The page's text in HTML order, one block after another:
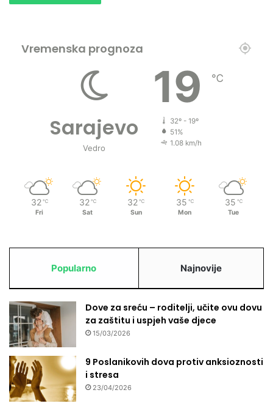
Vremenska prognoza
Sarajevo
Vedro
19 ℃
32º - 19º
51%
1.08 km/h
32 ℃
Fri
32 ℃
Sat
32 ℃
Sun
35 ℃
Mon
35 ℃
Tue
Popularno Najnovije
Dove za sreću – roditelji, učite ovu dovu
za zaštitu i uspjeh vaše djece
15/03/2026
9 Poslanikovih dova protiv anksioznosti
i stresa
23/04/2026